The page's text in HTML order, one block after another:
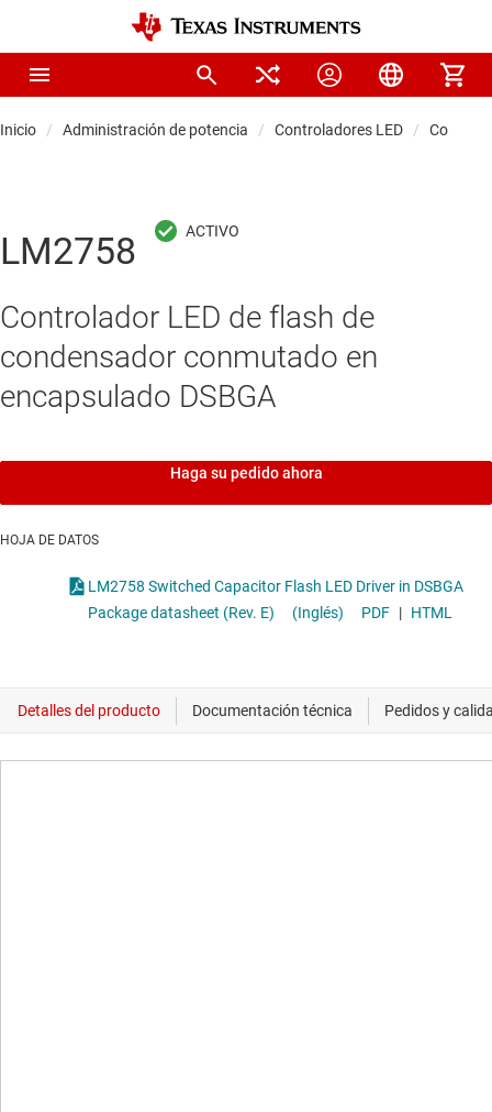
Inicio Administración de potencia Controladores LED
LM2758
Controlador LED de flash de
condensador conmutado en
encapsulado DSBGA
Haga su pedido ahora
HOJA DE DATOS
LM2758 Switched Capacitor Flash LED Driver in DSBGA
Package datasheet (Rev. E)
(Inglés) PDF | HTML